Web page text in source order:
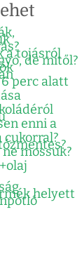
a tojásról
de mitől?
perc alatt
enni a
cukorral?
mossuk?
helyett